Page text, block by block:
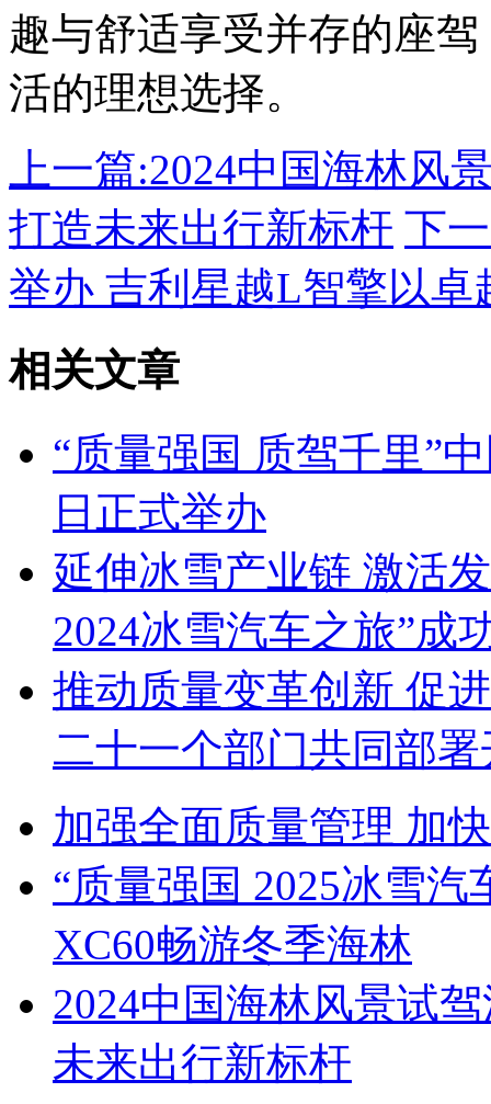
趣与舒适享受并存的座
活的理想选择。
上一篇:2024中国海林风
打造未来出行新标杆 下
举办 吉利星越L智擎以
相关文章
“质量强国 质驾千里”
日正式举办
延伸冰雪产业链 激活
2024冰雪汽车之旅”成
推动质量变革创新 促
二十一个部门共同部
加强全面质量管理 加
“质量强国 2025冰雪
XC60畅游冬季海林
2024中国海林风景试
未来出行新标杆